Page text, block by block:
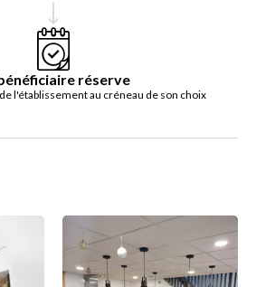
réserve
l'établissement au créneau de son choix